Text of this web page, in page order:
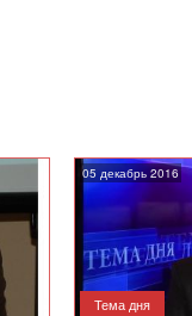
05 декабрь 2016
Тема дня